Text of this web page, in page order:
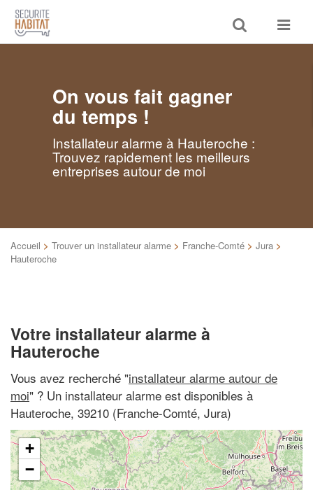
Toggle
search
Toggle
On vous fait gagner
du temps !
Installateur alarme à Hauteroche :
Trouvez rapidement les meilleurs
entreprises autour de moi
Accueil > Trouver un installateur alarme > Franche-Comté > Jura >
Hauteroche
Votre installateur alarme à
Hauteroche
Vous avez recherché "installateur alarme autour de
moi" ? Un installateur alarme est disponibles à
Hauteroche, 39210 (Franche-Comté, Jura)
+
−